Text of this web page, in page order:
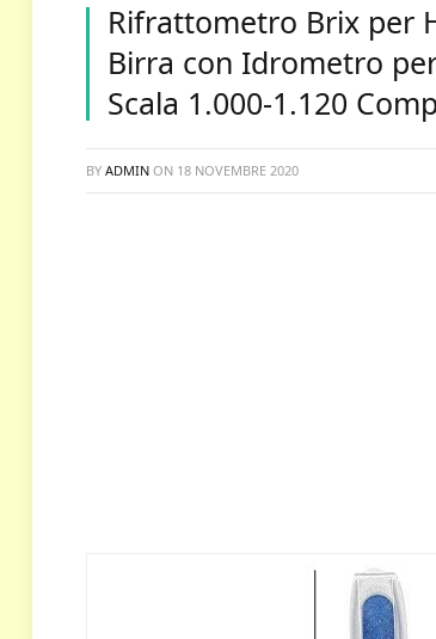
Rifrattometro Brix per
Birra con Idrometro
Scala 1.000-1.120
BY ADMIN ON 18 NOVEMBRE 2020